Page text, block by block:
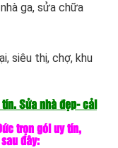
ga, sửa chữa
siêu thị, chợ, khu
Sửa nhà đẹp- cải
trọn gói uy tín,
đây: